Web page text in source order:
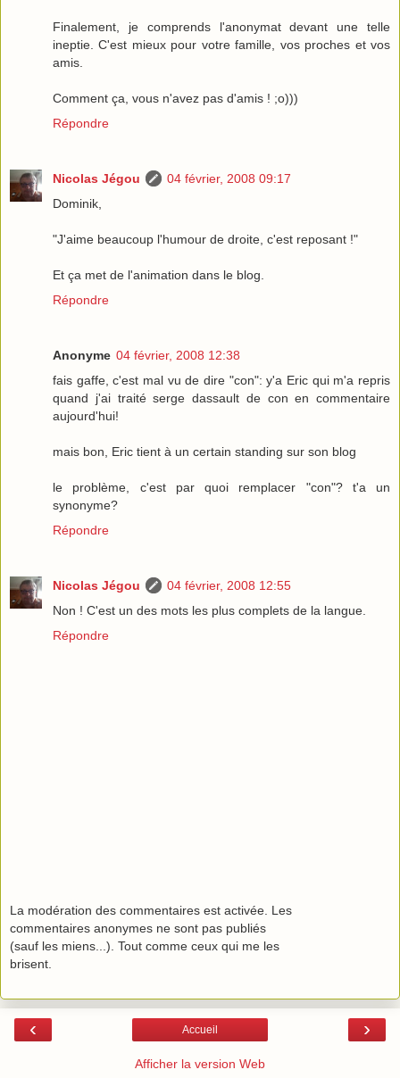
Finalement, je comprends l'anonymat devant une telle
ineptie. C'est mieux pour votre famille, vos proches et vos
amis.
Comment ça, vous n'avez pas d'amis ! ;o)))
Répondre
Nicolas Jégou
04 février, 2008 09:17
Dominik,
"J'aime beaucoup l'humour de droite, c'est reposant !"
Et ça met de l'animation dans le blog.
Répondre
Anonyme 04 février, 2008 12:38
fais gaffe, c'est mal vu de dire "con": y'a Eric qui m'a repris
quand j'ai traité serge dassault de con en commentaire
aujourd'hui!
mais bon, Eric tient à un certain standing sur son blog
le problème, c'est par quoi remplacer "con"? t'a un
synonyme?
Répondre
Nicolas Jégou
04 février, 2008 12:55
Non ! C'est un des mots les plus complets de la langue.
Répondre
La modération des commentaires est activée. Les
commentaires anonymes ne sont pas publiés
(sauf les miens...). Tout comme ceux qui me les
brisent.
‹ ›
Accueil
Afficher la version Web